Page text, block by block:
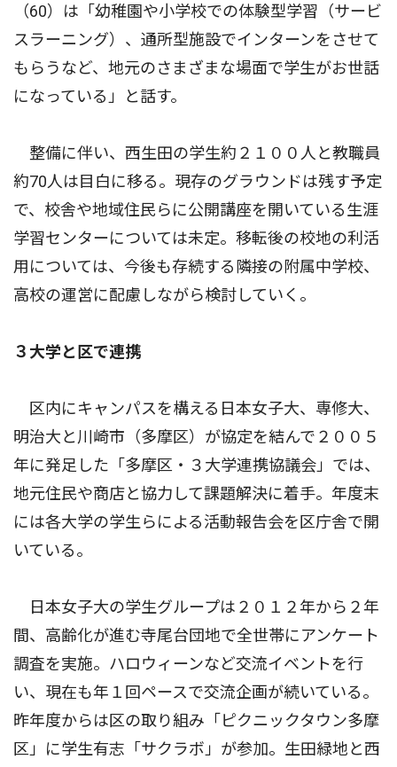
（60）は「幼稚園や小学校での体験型学習（サービ
スラーニング）、通所型施設でインターンをさせて
もらうなど、地元のさまざまな場面で学生がお世話
になっている」と話す。
整備に伴い、西生田の学生約２１００人と教職員
約70人は目白に移る。現存のグラウンドは残す予定
で、校舎や地域住民らに公開講座を開いている生涯
学習センターについては未定。移転後の校地の利活
用については、今後も存続する隣接の附属中学校、
高校の運営に配慮しながら検討していく。
３大学と区で連携
区内にキャンパスを構える日本女子大、専修大、
明治大と川崎市（多摩区）が協定を結んで２００５
年に発足した「多摩区・３大学連携協議会」では、
地元住民や商店と協力して課題解決に着手。年度末
には各大学の学生らによる活動報告会を区庁舎で開
いている。
日本女子大の学生グループは２０１２年から２年
間、高齢化が進む寺尾台団地で全世帯にアンケート
調査を実施。ハロウィーンなど交流イベントを行
い、現在も年１回ペースで交流企画が続いている。
昨年度からは区の取り組み「ピクニックタウン多摩
区」に学生有志「サクラボ」が参加。生田緑地と西